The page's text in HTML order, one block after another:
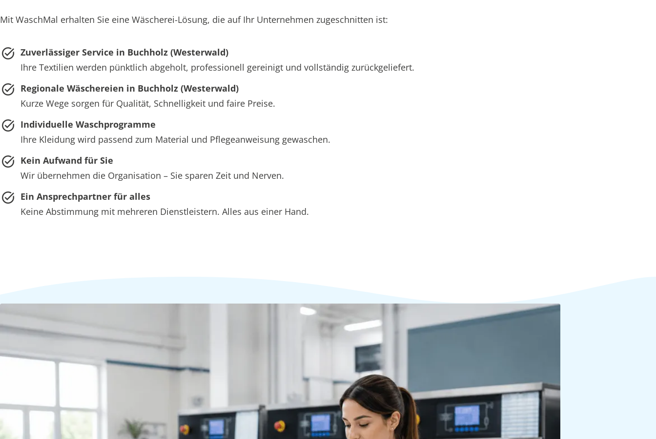
Mit WaschMal erhalten Sie eine Wäscherei-Lösung, die auf Ihr Unternehmen zugeschnitten ist:
Zuverlässiger Service in Buchholz (Westerwald)
Ihre Textilien werden pünktlich abgeholt, professionell gereinigt und vollständig zurückgeliefert.
Regionale Wäschereien in Buchholz (Westerwald)
Kurze Wege sorgen für Qualität, Schnelligkeit und faire Preise.
Individuelle Waschprogramme
Ihre Kleidung wird passend zum Material und Pflegeanweisung gewaschen.
Kein Aufwand für Sie
Wir übernehmen die Organisation – Sie sparen Zeit und Nerven.
Ein Ansprechpartner für alles
Keine Abstimmung mit mehreren Dienstleistern. Alles aus einer Hand.